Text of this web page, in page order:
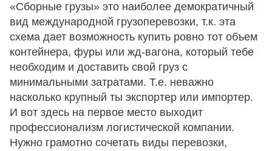
«Сборные грузы» это наиболее демократичный
вид международной грузоперевозки, т.к. эта
схема дает возможность купить ровно тот объем
контейнера, фуры или жд-вагона, который тебе
необходим и доставить свой груз с
минимальными затратами. Т.е. неважно
насколько крупный ты экспортер или импортер.
И вот здесь на первое место выходит
профессионализм логистической компании.
Нужно грамотно сочетать виды перевозки,